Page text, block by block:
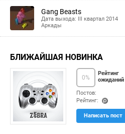
Gang Beasts
Дата выхода: III квартал 2014
Аркады
БЛИЖАЙШАЯ НОВИНКА
0%
Рейтинг
ожиданий
Постов:
Рейтинг:
(po
ints
)
Написать пост